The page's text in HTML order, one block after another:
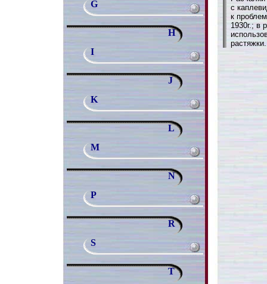
G
H
I
J
K
L
M
N
P
R
S
T
с
к
1930г.; в
растяжки.